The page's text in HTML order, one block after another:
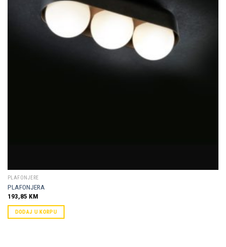
PLAFONJERE
PLAFONJERA
193,85 KM
DODAJ U KORPU